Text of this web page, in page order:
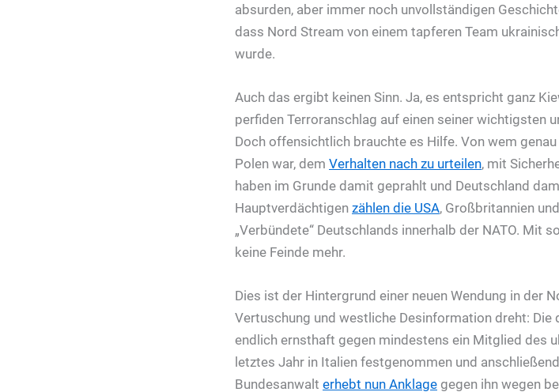
absurden, aber immer noch unvollständigen
dass Nord Stream von einem tapferen Team
wurde.
Auch das ergibt keinen Sinn. Ja, es entspricht ganz
perfiden Terroranschlag auf einen seiner wichtigsten
Doch offensichtlich brauchte es Hilfe. Von wem
Polen war, dem Verhalten nach zu urteilen, mit
haben im Grunde damit geprahlt und Deutschland
Hauptverdächtigen zählen die USA, Großbritannien
„Verbündete“ Deutschlands innerhalb der NATO. Mit
keine Feinde mehr.
Dies ist der Hintergrund einer neuen Wendung in der
Vertuschung und westliche Desinformation dreht:
endlich ernsthaft gegen mindestens ein Mitglied des
letztes Jahr in Italien festgenommen und
Bundesanwalt erhebt nun Anklage gegen ihn wegen